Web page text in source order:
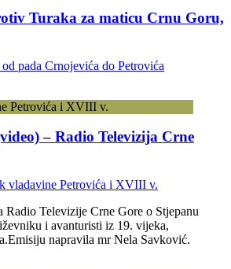
Turaka za maticu Crnu Goru,
pada Crnojevića do Petrovića
Petrovića i XVIII v.
– Radio Televizija Crne
vladavine Petrovića i XVIII v.
Radio Televizije Crne Gore o Stjepanu
i avanturisti iz 19. vijeka,
napravila mr Nela Savković.